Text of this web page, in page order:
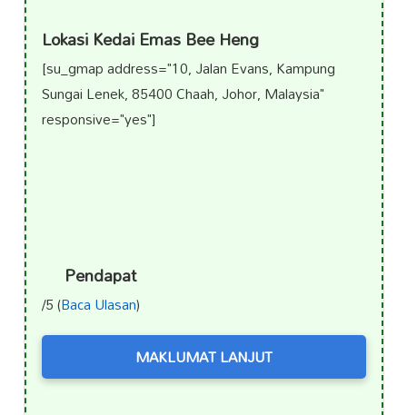
Lokasi Kedai Emas Bee Heng
[su_gmap address="10, Jalan Evans, Kampung
Sungai Lenek, 85400 Chaah, Johor, Malaysia"
responsive="yes"]
Pendapat
/5 (Baca Ulasan)
MAKLUMAT LANJUT